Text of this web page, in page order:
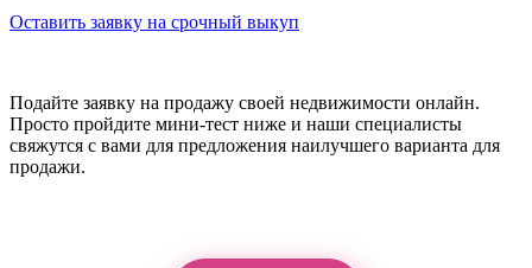
Оставить заявку на срочный выкуп
Подайте заявку на продажу своей недвижимости онлайн.
Просто пройдите мини-тест ниже и наши специалисты
свяжутся с вами для предложения наилучшего варианта для
продажи.